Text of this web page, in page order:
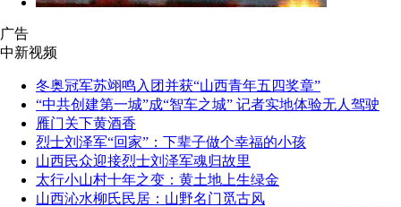
广告
中新视频
冬奥冠军苏翊鸣入团并获“山西青年五四奖章”
“中共创建第一城”成“智车之城” 记者实地体验无人驾驶
雁门关下黄酒香
烈士刘泽军“回家”：下辈子做个幸福的小孩
山西民众迎接烈士刘泽军魂归故里
太行小山村十年之变：黄土地上生绿金
山西沁水柳氏民居：山野名门觅古风